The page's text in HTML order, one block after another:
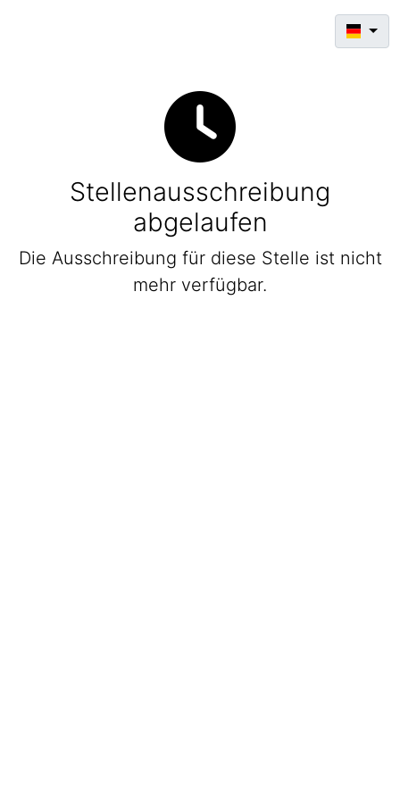
Stellenausschreibung
abgelaufen
Die Ausschreibung für diese Stelle ist nicht
mehr verfügbar.